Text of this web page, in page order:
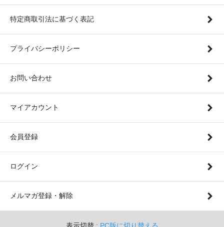
特定商取引法に基づく表記
プライバシーポリシー
お問い合わせ
マイアカウント
会員登録
ログイン
メルマガ登録・解除